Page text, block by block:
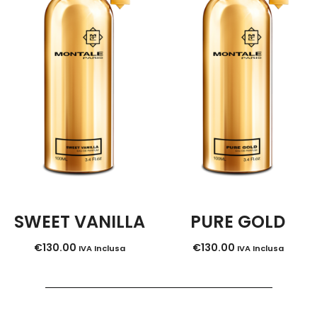
SWEET VANILLA
€130.00 IVA Inclusa
PURE GOLD
€130.00 IVA Inclusa